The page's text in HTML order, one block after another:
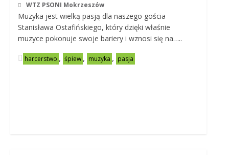
WTZ PSONI Mokrzeszów
Muzyka jest wielką pasją dla naszego gościa
Stanisława Ostafińskiego, który dzięki właśnie
muzyce pokonuje swoje bariery i wznosi się na…..
harcerstwo , śpiew , muzyka , pasja